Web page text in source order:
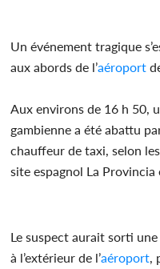
Un événement tragique
aux abords de l’aéroport
Aux environs de 16 h 50,
gambienne a été abattu
chauffeur de taxi, selon
site espagnol La
Le suspect aurait sorti
à l’extérieur de l’aéroport